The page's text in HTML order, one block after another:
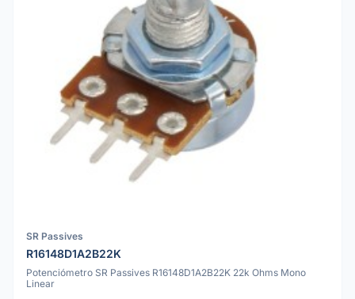
SR Passives
R16148D1A2B22K
Potenciómetro SR Passives R16148D1A2B22K 22k Ohms Mono
Linear